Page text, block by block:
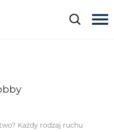
Każdy rodzaj ruchu